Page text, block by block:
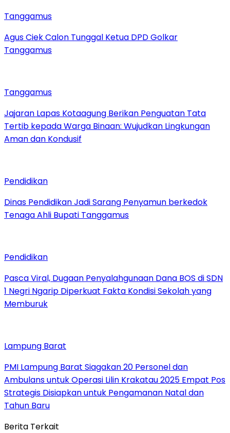
Tanggamus
Agus Ciek Calon Tunggal Ketua DPD Golkar
Tanggamus
Tanggamus
Jajaran Lapas Kotaagung Berikan Penguatan Tata
Tertib kepada Warga Binaan: Wujudkan Lingkungan
Aman dan Kondusif
Pendidikan
Dinas Pendidikan Jadi Sarang Penyamun berkedok
Tenaga Ahli Bupati Tanggamus
Pendidikan
Pasca Viral, Dugaan Penyalahgunaan Dana BOS di SDN
1 Negri Ngarip Diperkuat Fakta Kondisi Sekolah yang
Memburuk
Lampung Barat
PMI Lampung Barat Siagakan 20 Personel dan
Ambulans untuk Operasi Lilin Krakatau 2025 Empat Pos
Strategis Disiapkan untuk Pengamanan Natal dan
Tahun Baru
Berita Terkait